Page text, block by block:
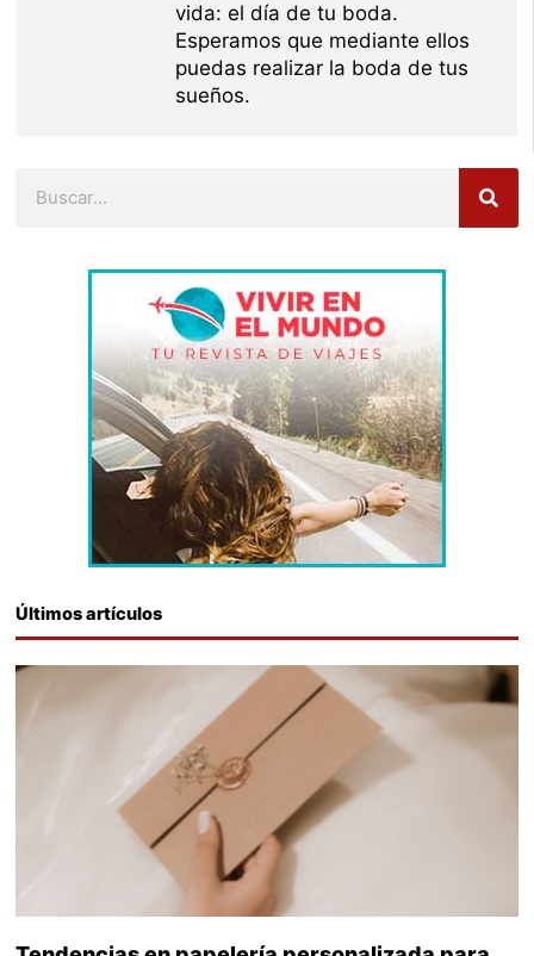
vida: el día de tu boda.
Esperamos que mediante ellos
puedas realizar la boda de tus
sueños.
Últimos artículos